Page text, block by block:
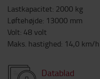
Lastkapacitet: 2000 kg
Løftehøjde: 13000 mm
Volt: 48 volt
Maks. hastighed: 14,0 km/h
Datablad